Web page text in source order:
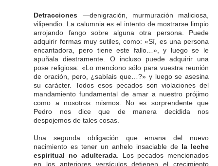
Detracciones —denigración, murmuración maliciosa,
vilipendio. La calumnia es el intento de mostrarse limpio
arrojando fango sobre alguna otra persona. Puede
adquirir formas muy sutiles, como: «Sí, es una persona
encantadora, pero tiene este fallo…», y luego se le
apuñala diestramente. O incluso puede adquirir una
pose religiosa: «Lo menciono sólo para vuestra reunión
de oración, pero, ¿sabíais que…?» y luego se asesina
su carácter. Todos esos pecados son violaciones del
mandamiento fundamental de amar a nuestro prójimo
como a nosotros mismos. No es sorprendente que
Pedro nos dice que de manera decidida nos
despojemos de tales cosas.
Una segunda obligación que emana del nuevo
nacimiento es tener un anhelo insaciable de la leche
espiritual no adulterada. Los pecados mencionados
en los anteriores versículos detienen el crecimiento